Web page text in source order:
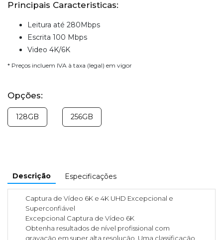
Principais Caracteristicas:
Leitura até 280Mbps
Escrita 100 Mbps
Video 4K/6K
* Preços incluem IVA à taxa (legal) em vigor
Opções:
128GB 256GB
Descrição Especificações
Captura de Vídeo 6K e 4K UHD Excepcional e
Superconfiável
Excepcional Captura de Vídeo 6K
Obtenha resultados de nível profissional com
gravação em super alta resolução. Uma classificação